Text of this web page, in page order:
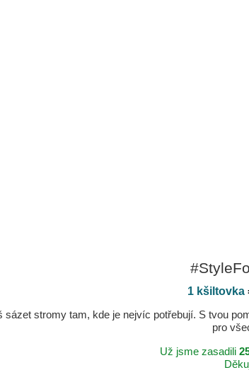
1 kšiltovka
sázet stromy tam, kde je nejvíc potřebují. S tvou
pro
Už jsme zasadili